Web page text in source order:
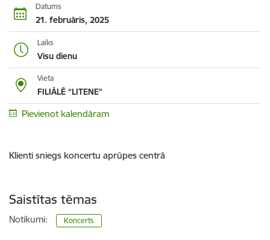
Datums
21. februāris, 2025
Laiks
Visu dienu
Vieta
FILIĀLĒ “LITENE”
Pievienot kalendāram
Klienti sniegs koncertu aprūpes centrā
Saistītas tēmas
Notikumi: Koncerts